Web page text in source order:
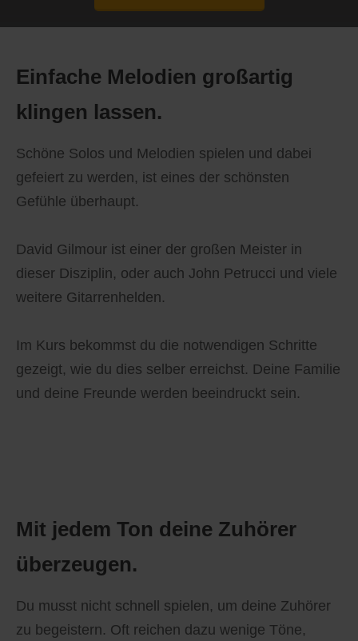
Einfache Melodien großartig
klingen lassen.
Schöne Solos und Melodien spielen und dabei
gefeiert zu werden, ist eines der schönsten
Gefühle überhaupt.
David Gilmour ist einer der großen Meister in
dieser Disziplin, oder auch John Petrucci und viele
weitere Gitarrenhelden.
Im Kurs bekommst du die notwendigen Schritte
gezeigt, wie du dies selber erreichst. Deine Familie
und deine Freunde werden beeindruckt sein.
Mit jedem Ton deine Zuhörer
überzeugen.
Du musst nicht schnell spielen, um deine Zuhörer
zu begeistern. Oft reichen dazu wenige Töne,